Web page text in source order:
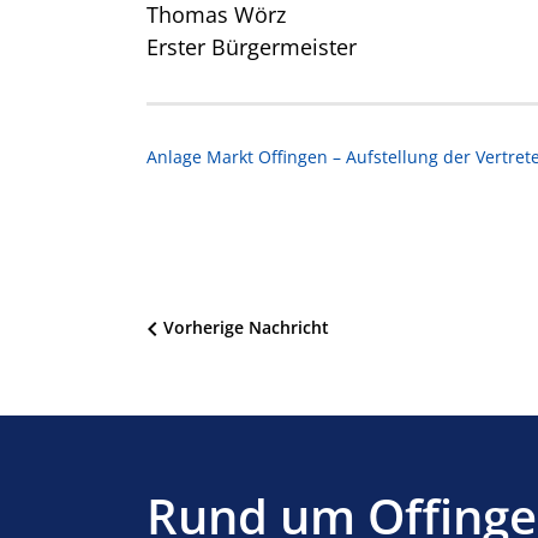
Thomas Wörz
Erster Bürgermeister
Anlage Markt Offingen – Aufstellung der
Beitragsnavigation
Vorherige Nachricht
Rund um